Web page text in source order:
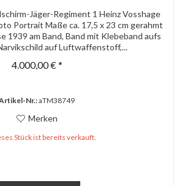
Jäger-Regiment 1 Heinz Vosshage
Portrait Maße ca. 17,5 x 23 cm gerahmt
1939 am Band, Band mit Klebeband aufs
auf Luftwaffenstoff,...
4.000,00 € *
Nr.:aTM38749
Merken
Stück ist bereits verkauft.